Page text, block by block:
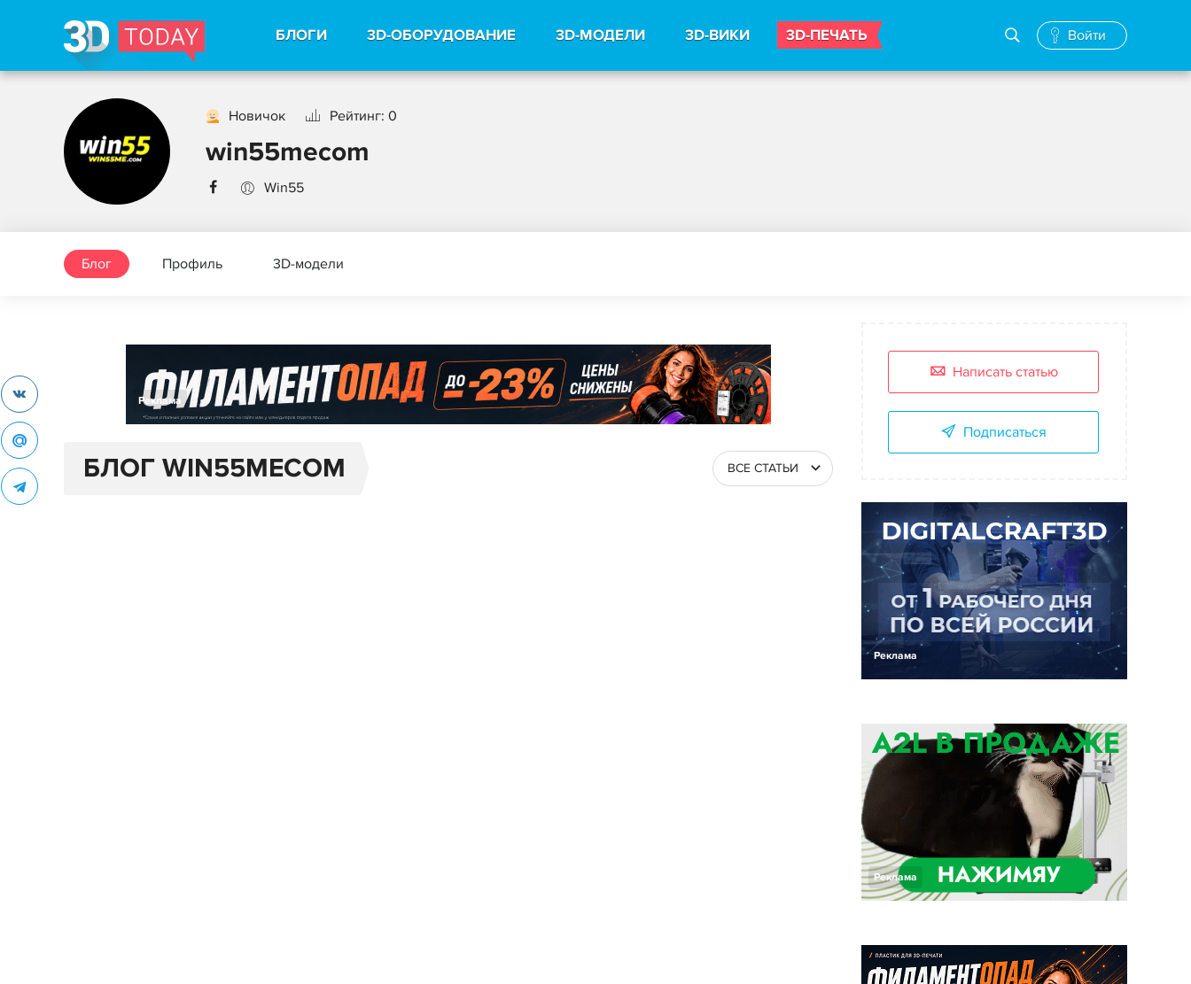
БЛОГИ 3D-ОБОРУДОВАНИЕ 3D-МОДЕЛИ 3D-ВИКИ 3D-ПЕЧАТЬ Войти
Новичок Рейтинг: 0
win55mecom
Win55
Блог Профиль 3D-модели
Реклама
БЛОГ WIN55MECOM ВСЕ СТАТЬИ
Написать статью
Подписаться
Реклама
Реклама